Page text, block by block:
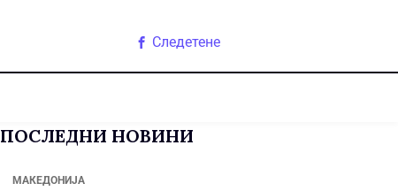
Следетене
ПОСЛЕДНИ НОВИНИ
МАКЕДОНИЈА